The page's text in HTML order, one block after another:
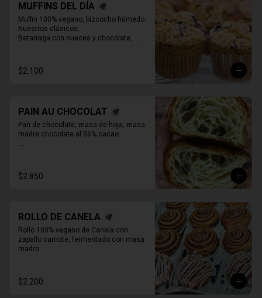
MUFFINS DEL DÍA
Muffin 100% vegano, bizcocho húmedo.
Nuestros clásicos:
Betarraga con nueces y chocolate,
Chocolate, maní y mantequilla de maní.
$2.100
PAIN AU CHOCOLAT
Pan de chocolate, masa de hoja, masa
madre chocolate al 56% cacao.
despacho*
$2.850
ROLLO DE CANELA
Rollo 100% vegano de Canela con
zapallo camote, fermentado con masa
madre.
$2.200